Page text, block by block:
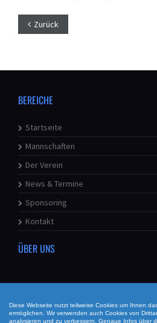
Zurück
BEREICHE
Startseite
Mannschaften
Der Verein
News & Termine
Sponsoring
Kontakt
ÜBER UNS
© ASV Ottenhöfen e.V. |
Diese Webseite nutzt teilweise Cookies um Ihnen
ermöglichen. Wir verwenden auch Cookies von
analysieren und zu verbessern. Genaue Infos über